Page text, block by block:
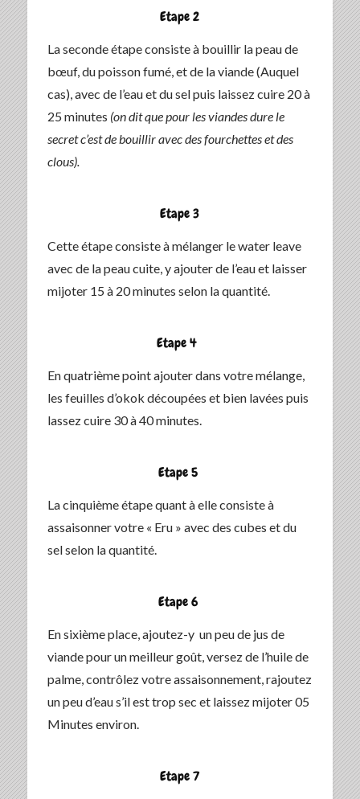
Etape 2
La seconde étape consiste à bouillir la peau de
bœuf, du poisson fumé, et de la viande (Auquel
cas), avec de l’eau et du sel puis laissez cuire 20 à
25 minutes (on dit que pour les viandes dure le
secret c’est de bouillir avec des fourchettes et des
clous).
Etape 3
Cette étape consiste à mélanger le water leave
avec de la peau cuite, y ajouter de l’eau et laisser
mijoter 15 à 20 minutes selon la quantité.
Etape 4
En quatrième point ajouter dans votre mélange,
les feuilles d’okok découpées et bien lavées puis
lassez cuire 30 à 40 minutes.
Etape 5
La cinquième étape quant à elle consiste à
assaisonner votre « Eru » avec des cubes et du
sel selon la quantité.
Etape 6
En sixième place, ajoutez-y un peu de jus de
viande pour un meilleur goût, versez de l’huile de
palme, contrôlez votre assaisonnement, rajoutez
un peu d’eau s’il est trop sec et laissez mijoter 05
Minutes environ.
Etape 7